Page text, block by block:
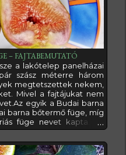
– FAJTABEMUTATÓ
a lakótelep panelházai
szász méterre három
megtetszettek nekem,
Mivel a fajtájukat nem
egyik a Budai barna
barna bőtermő füge, míg
füge nevet kapta. Az
olvashatsz egy másik
óriás fügét szeretném
leszögezném, hogy ez